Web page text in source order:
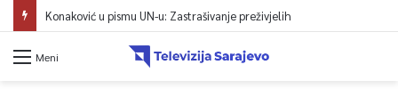
Konaković u pismu UN-u: Zastrašivanje preživjelih
Meni